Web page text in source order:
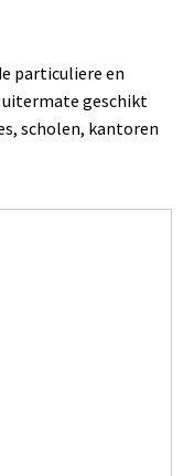
particuliere en
uitermate geschikt
scholen, kantoren